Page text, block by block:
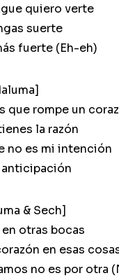
quiero verte
suerte
fuerte (Eh-eh)
que rompe un
la razón
no es mi intención
& Sech]
otras bocas
en esas
no es por otra